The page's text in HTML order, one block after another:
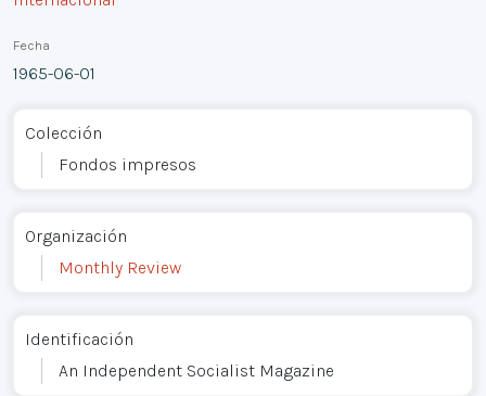
Fecha
1965-06-01
Colección
Fondos impresos
Organización
Monthly Review
Identificación
An Independent Socialist Magazine